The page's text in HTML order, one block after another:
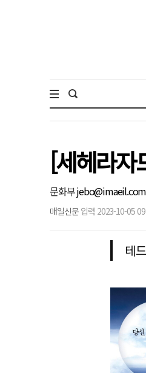
[세헤라자
문화부jebo@imaeil.com
매일신문 입력 2023-10-05
테